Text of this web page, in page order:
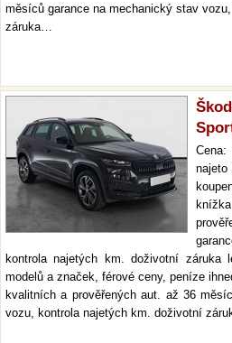
měsíců garance na mechanický stav
záruka…
Cena:
kontrola najetých km. doživotní záruka
modelů a značek, férové ceny, peníze
kvalitních a prověřených aut. až 36
vozu, kontrola najetých km. doživotní